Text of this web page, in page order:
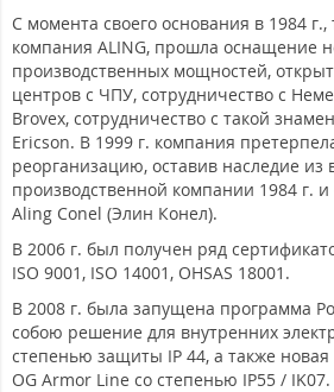
С момента своего основания в 1984
компания ALING, прошла оснащение
производственных мощностей,
центров с ЧПУ, сотрудничество с
Brovex, сотрудничество с такой
Ericson. В 1999 г. компания
реорганизацию, оставив наследие из
производственной компании 1984 г. и
Aling Conel (Элин Конел).
В 2006 г. был получен ряд
ISO 9001, ISO 14001, OHSAS 18001.
В 2008 г. была запущена программа
собою решение для внутренних
степенью защиты IP 44, а также
OG Armor Line со степенью IP55 / IK07.